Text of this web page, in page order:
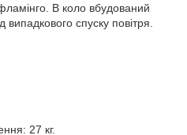
В коло вбудований
спуску повітря.
27 кг.